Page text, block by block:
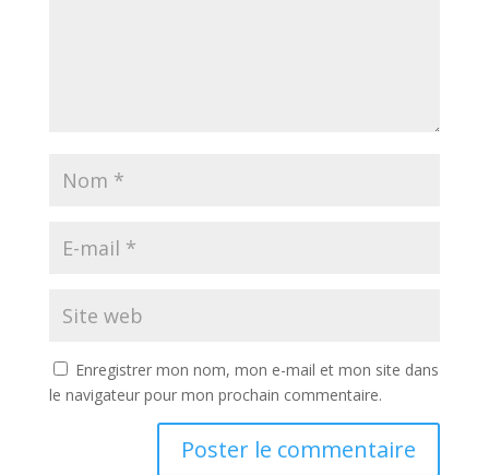
Enregistrer mon nom, mon e-mail et mon site dans
le navigateur pour mon prochain commentaire.